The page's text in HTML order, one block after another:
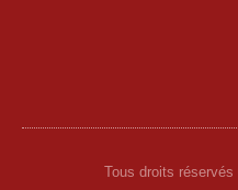
Tous droits